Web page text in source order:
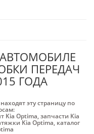
ПЕРЕДАЧ
ГОДА
эту страницу по
Kia Optima,запчасти Kia
Kia Optima, каталог